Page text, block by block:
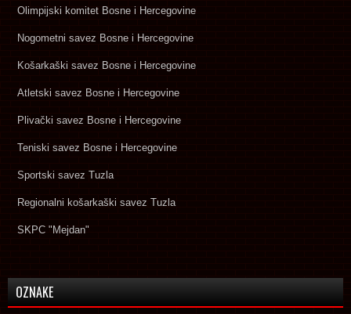
Olimpijski komitet Bosne i Hercegovine
Nogometni savez Bosne i Hercegovine
Košarkaški savez Bosne i Hercegovine
Atletski savez Bosne i Hercegovine
Plivački savez Bosne i Hercegovine
Teniski savez Bosne i Hercegovine
Sportski savez Tuzla
Regionalni košarkaški savez Tuzla
SKPC "Mejdan"
OZNAKE